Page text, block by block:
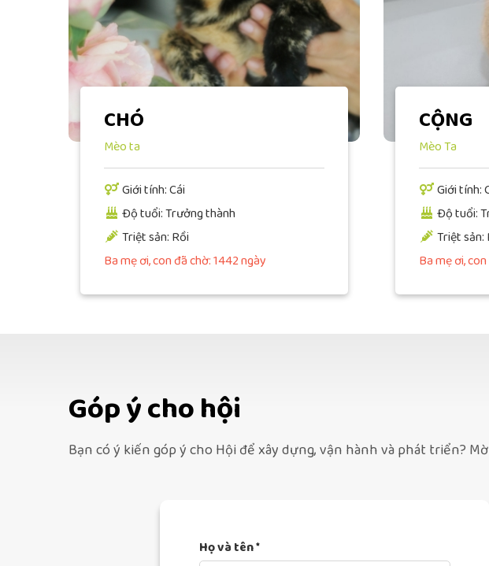
CHÓ
Mèo ta
Giới tính: Cái
Độ tuổi: Trưởng thành
Triệt sản: Rồi
Ba mẹ ơi, con đã chờ: 1442 ngày
CỘNG
Mèo Ta
Giới tính:
Độ tuổi:
Triệt sản:
Ba mẹ ơi,
Góp ý cho hội
Bạn có ý kiến góp ý cho Hội để xây dựng, vận hành và phát triển?
Họ và tên *